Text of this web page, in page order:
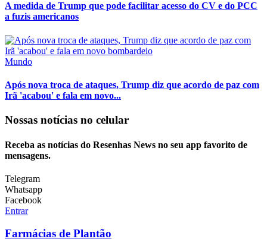
A medida de Trump que pode facilitar acesso do CV e do PCC
a fuzis americanos
Mundo
Após nova troca de ataques, Trump diz que acordo de paz com
Irã 'acabou' e fala em novo...
Nossas notícias no celular
Receba as notícias do Resenhas News no seu app favorito de
mensagens.
Telegram
Whatsapp
Facebook
Entrar
Farmácias de Plantão